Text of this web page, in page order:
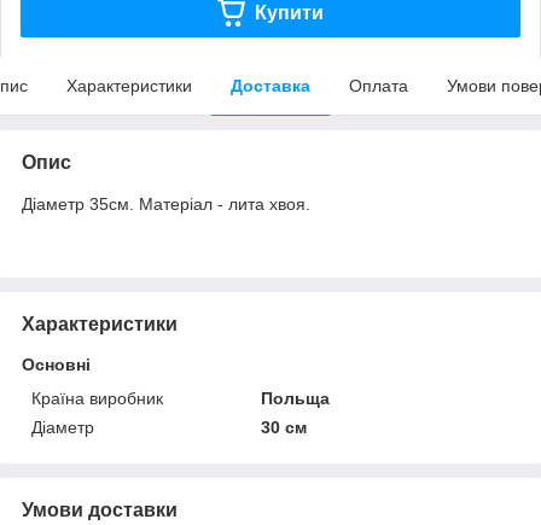
Купити
Характеристики Доставка Оплата Умови
Опис
Діаметр 35см. Матеріал - лита хвоя.
Характеристики
Основні
Країна виробник
Польща
Діаметр
30 см
Умови доставки